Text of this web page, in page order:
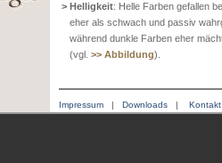
> Helligkeit: Helle Farben gefallen
eher als schwach und passiv
während dunkle Farben eher
(vgl. >> Abbildung).
Impressum | Downloads | Kontakt